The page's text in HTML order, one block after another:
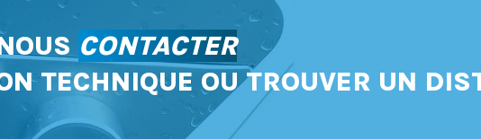
CONTACTER
TECHNIQUE OU TROUVER UN